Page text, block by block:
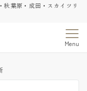
葉原・成田・スカイツリ
Menu